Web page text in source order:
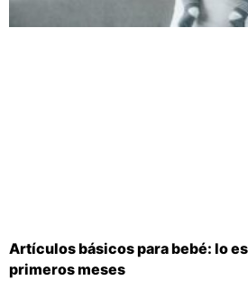
Artículos básicos para bebé: lo
primeros meses